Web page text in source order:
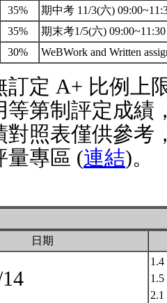
35%
期中考 11/3(六)
35%
期末考1/5(六)
30% WeBWork and Written
訂定 A+ 比例上
等第制評定成績
對照表僅供參考
量專區 (連結)。
日期
1.4
1.5
2.1